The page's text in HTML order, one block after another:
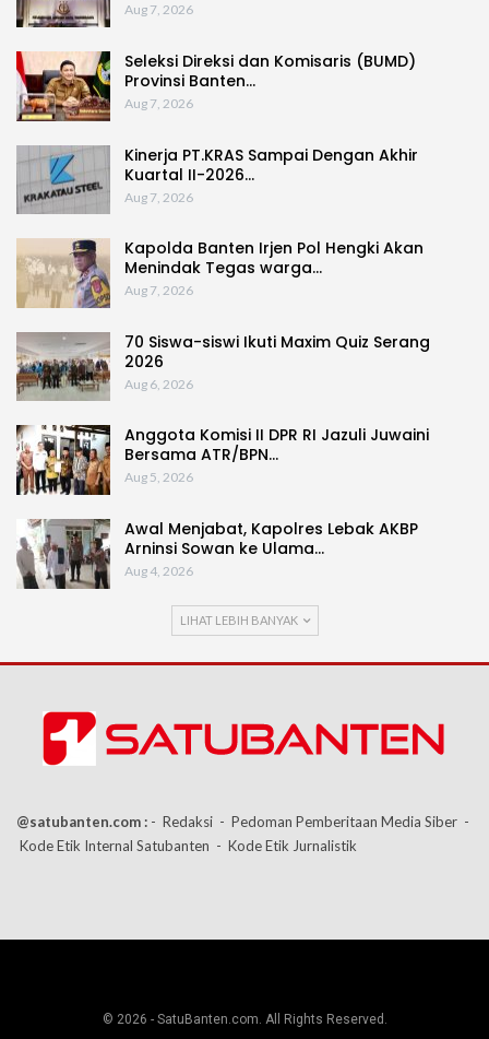
Aug 7, 2026
Seleksi Direksi dan Komisaris (BUMD)
Provinsi Banten…
Aug 7, 2026
Kinerja PT.KRAS Sampai Dengan Akhir
Kuartal II-2026…
Aug 7, 2026
Kapolda Banten Irjen Pol Hengki Akan
Menindak Tegas warga…
Aug 7, 2026
70 Siswa-siswi Ikuti Maxim Quiz Serang
2026
Aug 6, 2026
Anggota Komisi II DPR RI Jazuli Juwaini
Bersama ATR/BPN…
Aug 5, 2026
Awal Menjabat, Kapolres Lebak AKBP
Arninsi Sowan ke Ulama…
Aug 4, 2026
LIHAT LEBIH BANYAK
@satubanten.com : - Redaksi - Pedoman Pemberitaan Media Siber -
Kode Etik Internal Satubanten - Kode Etik Jurnalistik
© 2026 - SatuBanten.com. All Rights Reserved.